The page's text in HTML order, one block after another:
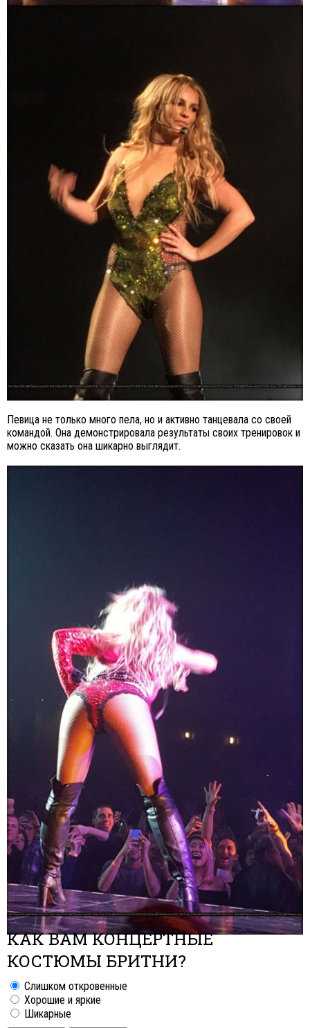
Певица не только много пела, но и активно танцевала со своей
командой. Она демонстрировала результаты своих тренировок и
можно сказать она шикарно выглядит.
КАК ВАМ КОНЦЕРТНЫЕ
КОСТЮМЫ БРИТНИ?
Слишком откровенные
Хорошие и яркие
Шикарные